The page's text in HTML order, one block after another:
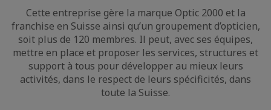
Cette entreprise gère la marque Optic 2000 et la
franchise en Suisse ainsi qu’un groupement d’opticien,
soit plus de 120 membres. Il peut, avec ses équipes,
mettre en place et proposer les services, structures et
support à tous pour développer au mieux leurs
activités, dans le respect de leurs spécificités, dans
toute la Suisse.